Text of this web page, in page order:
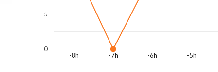
-8h -7h -6h -5h
0
5